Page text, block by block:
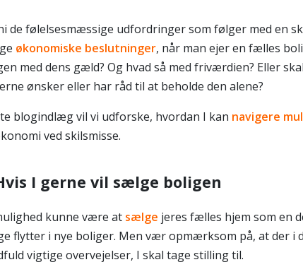
de følelsesmæssige udfordringer som følger med en
økonomiske beslutninger, når man ejer en fælles
med dens gæld? Og hvad så med friværdien? Eller
ønsker eller har råd til at beholde den alene?
blogindlæg vil vi udforske, hvordan I kan navigere
ved skilsmisse.
I gerne vil sælge boligen
kunne være at sælge jeres fælles hjem som en
flytter i nye boliger. Men vær opmærksom på, at der i
vigtige overvejelser, I skal tage stilling til.